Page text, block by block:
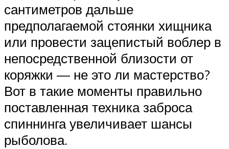
сантиметров дальше
предполагаемой стоянки хищника
или провести зацепистый воблер в
непосредственной близости от
коряжки — не это ли мастерство?
Вот в такие моменты правильно
поставленная техника заброса
спиннинга увеличивает шансы
рыболова.